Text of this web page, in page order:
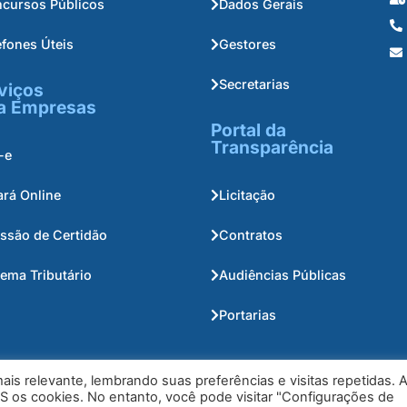
Públicos
Úteis
Empresas
e
Online
de Certidão
Tributário
Dados Gerais
Gestores
Secretarias
Portal da
Transparência
Licitação
Contratos
Audiências Públicas
Portarias
relevante, lembrando suas preferências e visitas repetidas.
os cookies. No entanto, você pode visitar "Configurações de